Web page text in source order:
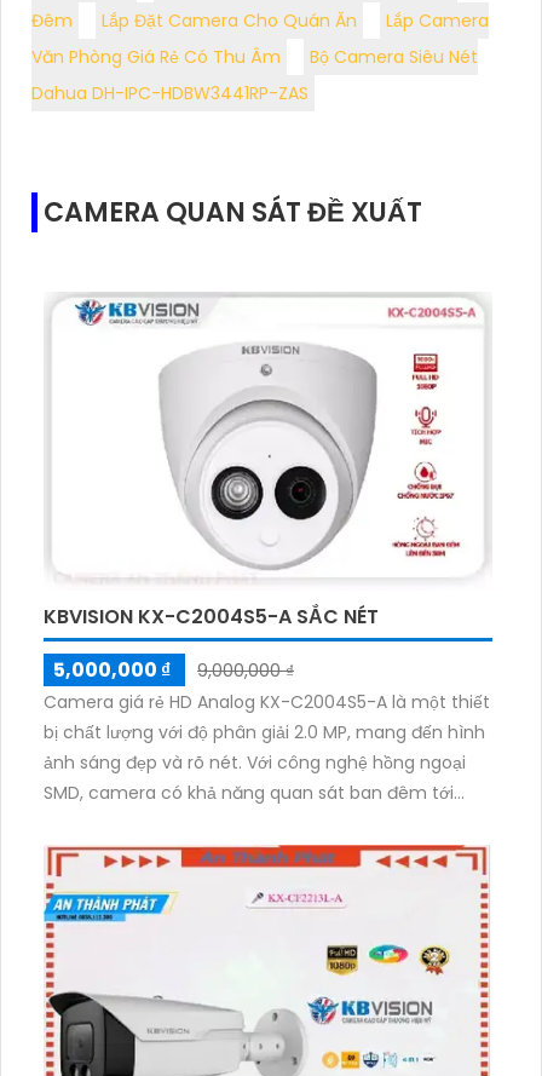
Đêm
Lắp Đặt Camera Cho Quán Ăn
Lắp Camera
Văn Phòng Giá Rẻ Có Thu Âm
Bộ Camera Siêu Nét
Dahua DH-IPC-HDBW3441RP-ZAS
CAMERA QUAN SÁT ĐỀ XUẤT
KBVISION KX-C2004S5-A SẮC NÉT
5,000,000 ₫
9,000,000 ₫
Camera giá rẻ HD Analog KX-C2004S5-A là một thiết
bị chất lượng với độ phân giải 2.0 MP, mang đến hình
ảnh sáng đẹp và rõ nét. Với công nghệ hồng ngoại
SMD, camera có khả năng quan sát ban đêm tới
kiệm và phù hợp cho cửa hàng, gia đình và căn hộ.
Thiết kế dome kim loại chuyên dụng cho quan sát
đêm, camera có thể truyền tải hình ảnh trên nhiều
công nghệ như AHD, CVI, TVI, BCS và HD. Chức năng
ổn định của hệ thống giúp đảm bảo kết quả quan sát
chất lượng và âm thanh thu được rõ ràng.